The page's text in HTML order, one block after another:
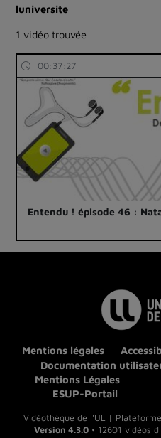
luniversite
1 vidéo trouvée
00:37:27
Entendu ! épisode 46 :
Mentions légales
Documentation
Mentions Légales
ESUP-Portail
Vidéothèque de l'UL |
Version 4.3.0• 12601 vidéos